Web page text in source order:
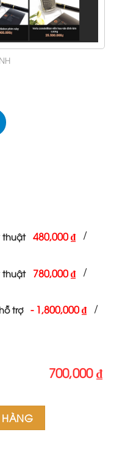
thuật 480,000 ₫ /
thuật 780,000 ₫ /
trợ -1,800,000 ₫ /
700,000 ₫